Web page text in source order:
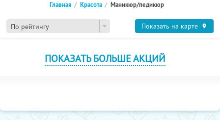
По рейтингу
Главная Красота Маникюр/педикюр
Показать на карте
ПОКАЗАТЬ БОЛЬШЕ АКЦИЙ